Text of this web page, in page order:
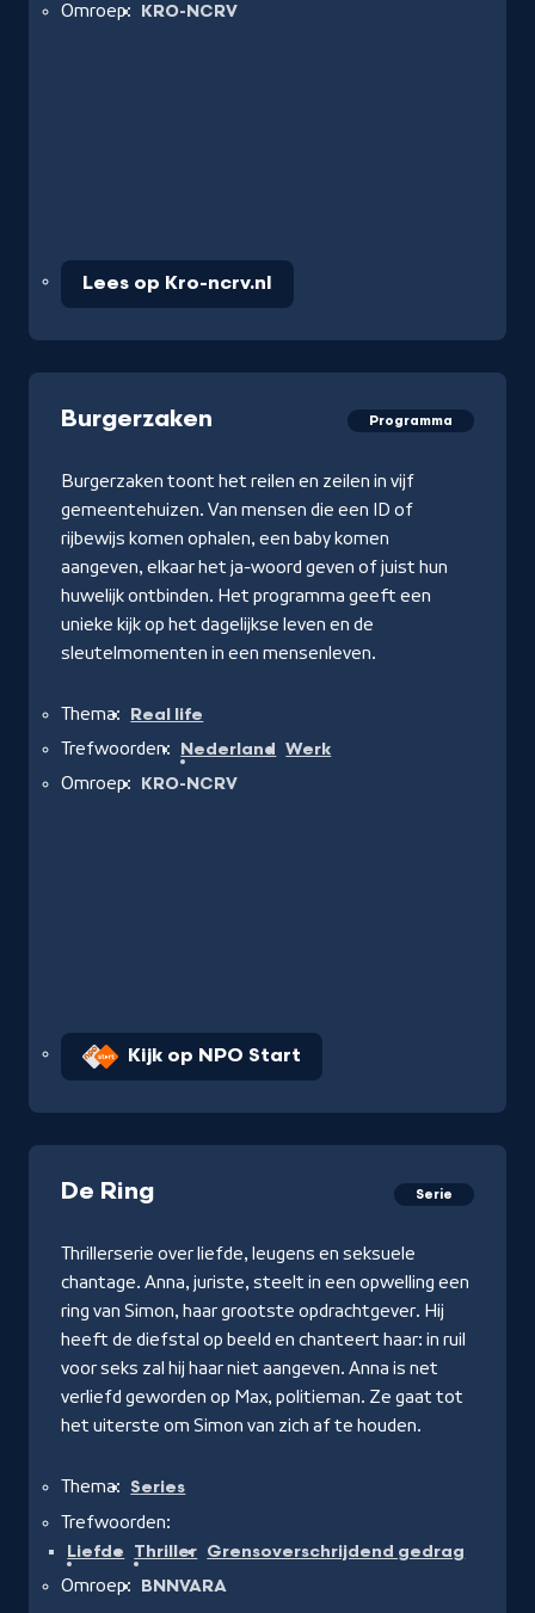
Omroep: KRO-NCRV
Lees op Kro-ncrv.nl
Burgerzaken Programma
Burgerzaken toont het reilen en zeilen in vijf
gemeentehuizen. Van mensen die een ID of
rijbewijs komen ophalen, een baby komen
aangeven, elkaar het ja-woord geven of juist hun
huwelijk ontbinden. Het programma geeft een
unieke kijk op het dagelijkse leven en de
sleutelmomenten in een mensenleven.
Thema: Real life
Trefwoorden: Nederland Werk
Omroep: KRO-NCRV
Kijk op NPO Start
De Ring Serie
Thrillerserie over liefde, leugens en seksuele
chantage. Anna, juriste, steelt in een opwelling een
ring van Simon, haar grootste opdrachtgever. Hij
heeft de diefstal op beeld en chanteert haar: in ruil
voor seks zal hij haar niet aangeven. Anna is net
verliefd geworden op Max, politieman. Ze gaat tot
het uiterste om Simon van zich af te houden.
Thema: Series
Trefwoorden:
Liefde Thriller Grensoverschrijdend gedrag
Omroep: BNNVARA